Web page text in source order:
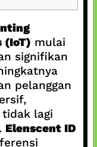
(IoT) mulai
signifikan
pelanggan
lagi
Elenscent ID